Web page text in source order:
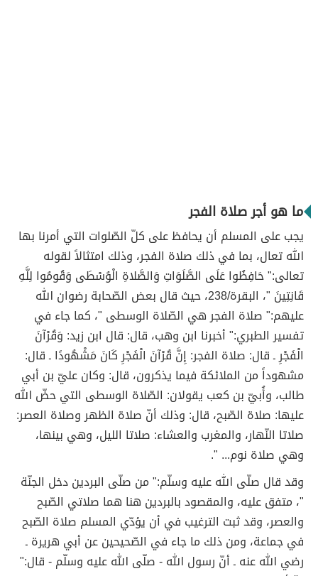
ما هو أجر صلاة الفجر
يجب على المسلم أن يحافظ على كلّ الصّلوات التي أمرنا بها
الله تعال، بما في ذلك صلاة الفجر، وذلك امتثالاً لقوله
تعالى:" حَافِظُوا عَلَى الصَّلَوَاتِ وَالصَّلاةِ الْوُسْطَى وَقُومُوا لِلَّهِ
قَانِتِينَ "، البقرة/238، حيث قال بعض الصّحابة رضوان الله
عليهم:" صلاة الفجر هي الصّلاة الوسطى "، كما جاء في
تفسير الطبري:" أخبرنا ابن وهب، قال: قال ابن زيد: وَقُرْآنَ
الْفَجْرِ ـ قال: صلاة الفجر: إِنَّ قُرْآنَ الْفَجْرِ كَانَ مَشْهُودًا ـ قال:
مشهوداً من الملائكة فيما يذكرون، قال: وكان عليّ بن أبي
طالب، وأُبيّ بن كعب يقولان: الصّلاة الوسطى التي حضّ الله
عليها: صلاة الصّبح، قال: وذلك أنّ صلاة الظهر وصلاة العصر:
صلاتا النّهار، والمغرب والعشاء: صلاتا الليل، وهي بينها،
وهي صلاة نوم... ".
وقد قال صلّى الله عليه وسلّم:" من صلّى البردين دخل الجنّة
"، متفق عليه، والمقصود بالبردين هنا هما صلاتي الصّبح
والعصر، وقد ثبت الترغيب في أن يؤدّي المسلم صلاة الصّبح
في جماعة، ومن ذلك ما جاء في الصّحيحين عن أبي هريرة ـ
رضي الله عنه ـ أنّ رسول الله - صلّى الله عليه وسلّم - قال:"